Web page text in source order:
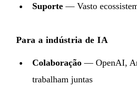
Suporte — Vasto
Para a indústria de IA
Colaboração — OpenAI,
trabalham juntas